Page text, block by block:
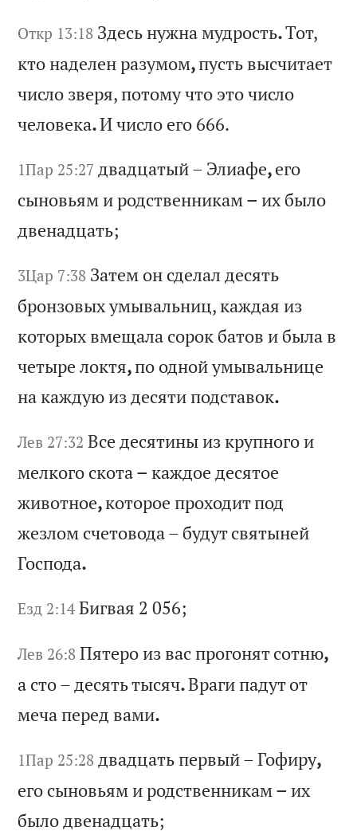
Откр 13:18 Здесь нужнамудрость.Тот,
кто наделенразумом,пусть высчитает
число зверя, потомучто эточисло
человека.Ичисло его 666.
1Пар 25:27 двадцатый– Элиафе,его
сыновьям иродственникам– ихбыло
двенадцать;
3Цар 7:38 Затем он сделалдесять
бронзовыхумывальниц, каждая из
которыхвмещала сорок батов и была в
четыре локтя,по однойумывальнице
на каждую издесяти подставок.
Лев 27:32 Вседесятины из крупного и
мелкого скота– каждоедесятое
животное,которое проходитпод
жезлом счетовода– будутсвятыней
Господа.
Езд 2:14 Бигвая 2 056;
Лев 26:8 Пятеро из вас прогонятсотню,
а сто– десятьтысяч.Враги падутот
меча перед вами.
1Пар 25:28 двадцать первый–Гофиру,
его сыновьям иродственникам – их
было двенадцать;